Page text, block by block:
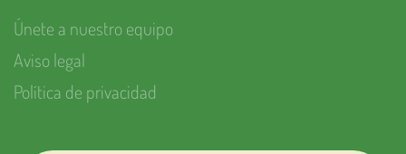
Únete a nuestro equipo
Aviso legal
Política de privacidad